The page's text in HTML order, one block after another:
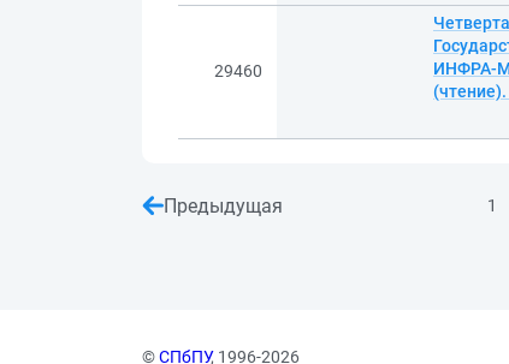
29460
ИНФРА-
Предыдущая 1
©СПбПУ, 1996-2026